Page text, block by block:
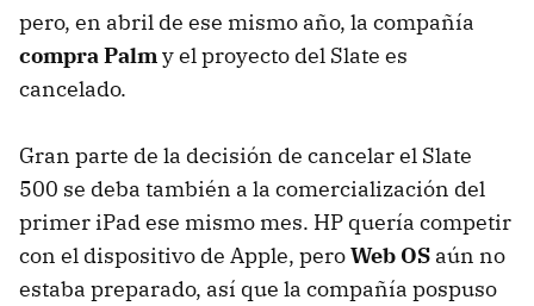
pero, en abril de ese mismo año, la compañía
compra Palm y el proyecto del Slate es
cancelado.
Gran parte de la decisión de cancelar el Slate
500 se deba también a la comercialización del
primer iPad ese mismo mes. HP quería competir
con el dispositivo de Apple, peroWeb OS aún no
estaba preparado, así que la compañía pospuso